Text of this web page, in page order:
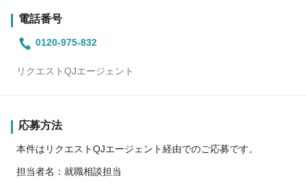
電話番号
0120-975-832
リクエストQJエージェント
応募方法
本件はリクエストQJエージェント経由でのご応募です。
担当者名：就職相談担当